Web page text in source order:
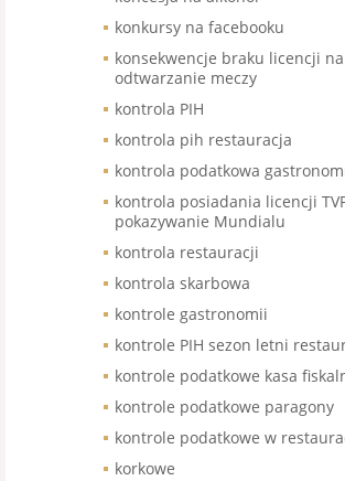
konkursy na facebooku
konsekwencje braku licencji na
odtwarzanie meczy
kontrola PIH
kontrola pih restauracja
kontrola podatkowa
kontrola posiadania licencji
pokazywanie Mundialu
kontrola restauracji
kontrola skarbowa
kontrole gastronomii
kontrole PIH sezon letni
kontrole podatkowe kasa
kontrole podatkowe paragony
kontrole podatkowe w
korkowe